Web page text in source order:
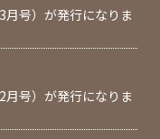
月号）が発行になりま
月号）が発行になりま